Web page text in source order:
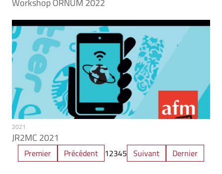
Workshop ORNUM 2022
2021
JR2MC 2021
Premier Précédent 12345 Suivant Dernier